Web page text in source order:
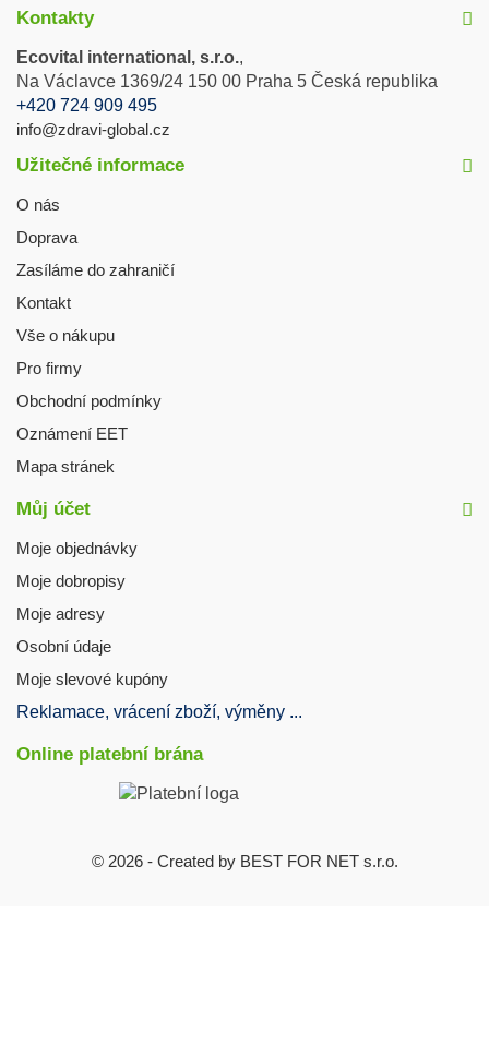
Kontakty
Ecovital international, s.r.o.,
Na Václavce 1369/24 150 00 Praha 5 Česká republika
+420 724 909 495
info@zdravi-global.cz
Užitečné informace
O nás
Doprava
Zasíláme do zahraničí
Kontakt
Vše o nákupu
Pro firmy
Obchodní podmínky
Oznámení EET
Mapa stránek
Můj účet
Moje objednávky
Moje dobropisy
Moje adresy
Osobní údaje
Moje slevové kupóny
Reklamace, vrácení zboží, výměny ...
Online platební brána
© 2026 - Created by BEST FOR NET s.r.o.